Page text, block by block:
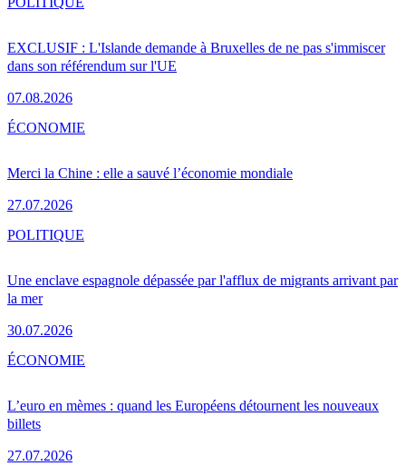
EXCLUSIF : L'Islande demande à Bruxelles de ne pas s'immiscer
dans son référendum sur l'UE
07.08.2026
Merci la Chine : elle a sauvé l’économie mondiale
27.07.2026
ÉCONOMIE
Une enclave espagnole dépassée par l'afflux de migrants arrivant par
la mer
30.07.2026
POLITIQUE
L’euro en mèmes : quand les Européens détournent les nouveaux
billets
27.07.2026
ÉCONOMIE